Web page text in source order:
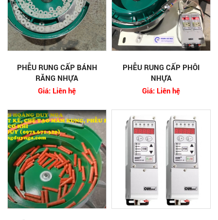
PHỄU RUNG CẤP BÁNH
RĂNG NHỰA
Giá: Liên hệ
PHỄU RUNG CẤP PHÔI
NHỰA
Giá: Liên hệ